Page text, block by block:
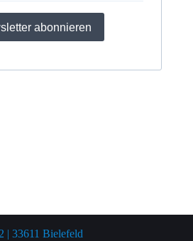
abonnieren
| 33611 Bielefeld